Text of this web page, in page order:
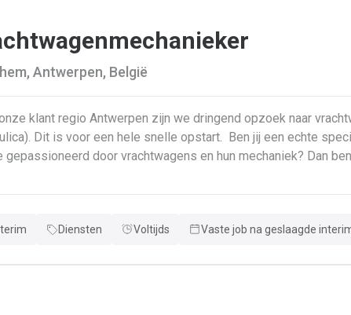
Antwerpen, België
klant regio Antwerpen zijn we dringend opzoek naar
is voor een hele snelle opstart. Ben jij een echte specialist in techniek van vrachtwagens?
Ben je
Diensten Voltijds Vaste job na geslaagde